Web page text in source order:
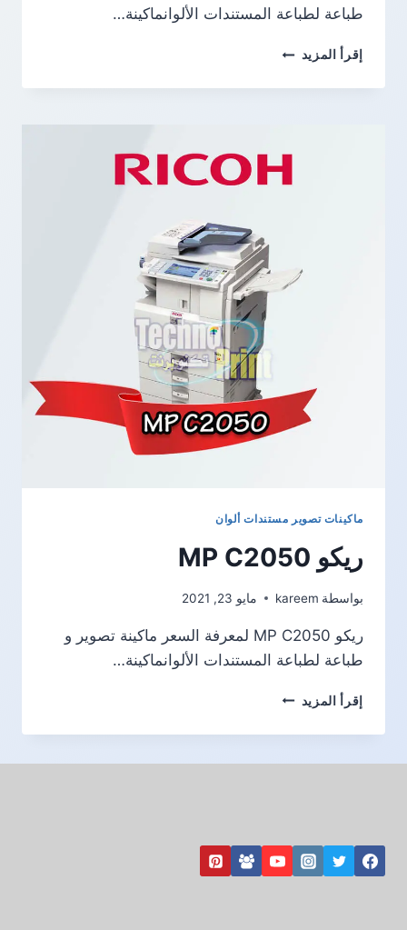
طباعة لطباعة المستندات الألوانماكينة…
إقرأ المزيد ريكو
C2051
ماكينات تصوير مستندات ألوان
ريكو MP C2050
بواسطة kareem مايو 23, 2021
ريكو MP C2050 لمعرفة السعر ماكينة تصوير و
طباعة لطباعة المستندات الألوانماكينة…
إقرأ المزيد ريكو
C2050